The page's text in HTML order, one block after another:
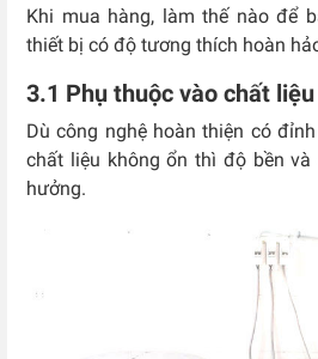
Khi mua hàng, làm thế nào để
thiết bị có độ tương thích hoàn
3.1 Phụ thuộc vào chất liệu
Dù công nghệ hoàn thiện có
chất liệu không ổn thì độ bền
hưởng.